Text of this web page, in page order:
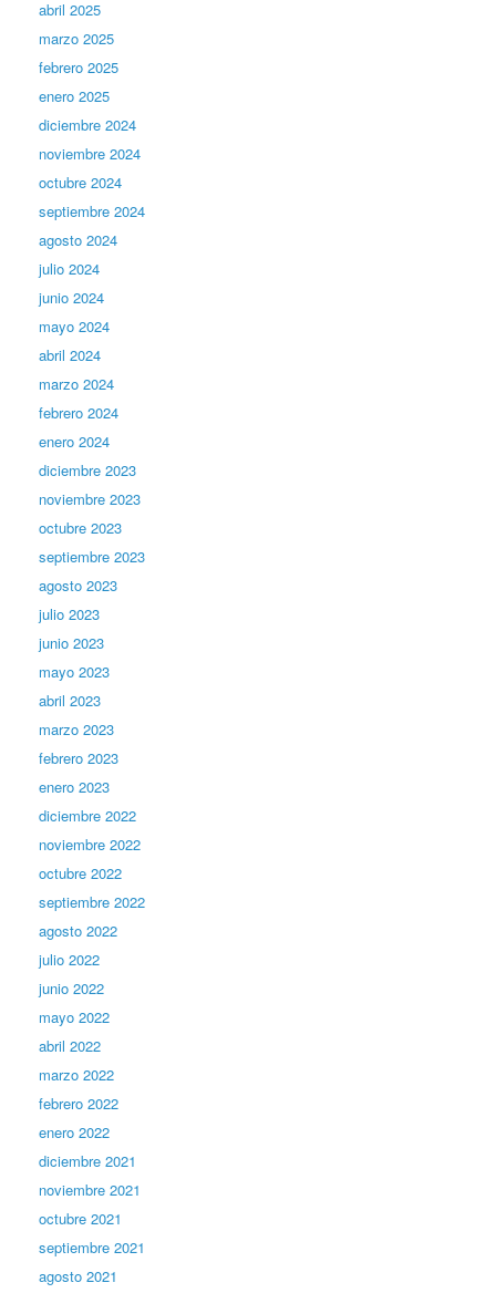
abril 2025
marzo 2025
febrero 2025
enero 2025
diciembre 2024
noviembre 2024
octubre 2024
septiembre 2024
agosto 2024
julio 2024
junio 2024
mayo 2024
abril 2024
marzo 2024
febrero 2024
enero 2024
diciembre 2023
noviembre 2023
octubre 2023
septiembre 2023
agosto 2023
julio 2023
junio 2023
mayo 2023
abril 2023
marzo 2023
febrero 2023
enero 2023
diciembre 2022
noviembre 2022
octubre 2022
septiembre 2022
agosto 2022
julio 2022
junio 2022
mayo 2022
abril 2022
marzo 2022
febrero 2022
enero 2022
diciembre 2021
noviembre 2021
octubre 2021
septiembre 2021
agosto 2021